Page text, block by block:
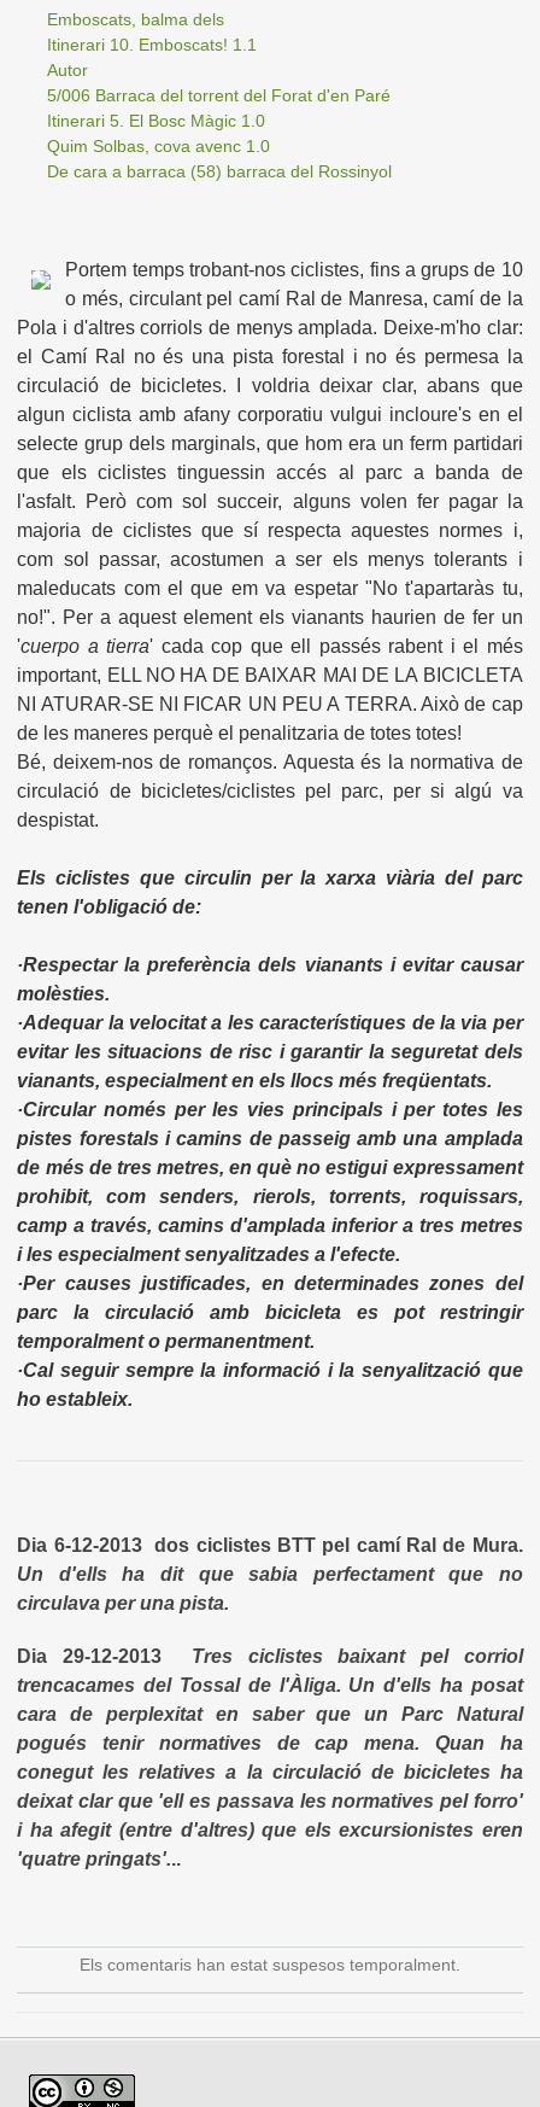
Emboscats, balma dels
Itinerari 10. Emboscats! 1.1
Autor
5/006 Barraca del torrent del Forat d'en Paré
Itinerari 5. El Bosc Màgic 1.0
Quim Solbas, cova avenc 1.0
De cara a barraca (58) barraca del Rossinyol
Portem temps trobant-nos ciclistes, fins a grups de 10
o més, circulant pel camí Ral de Manresa, camí de la
Pola i d'altres corriols de menys amplada. Deixe-m'ho clar:
el Camí Ral no és una pista forestal i no és permesa la
circulació de bicicletes. I voldria deixar clar, abans que
algun ciclista amb afany corporatiu vulgui incloure's en el
selecte grup dels marginals, que hom era un ferm partidari
que els ciclistes tinguessin accés al parc a banda de
l'asfalt. Però com sol succeir, alguns volen fer pagar la
majoria de ciclistes que sí respecta aquestes normes i,
com sol passar, acostumen a ser els menys tolerants i
maleducats com el que em va espetar "No t'apartaràs tu,
no!". Per a aquest element els vianants haurien de fer un
'cuerpo a tierra' cada cop que ell passés rabent i el més
important, ELL NO HA DE BAIXAR MAI DE LA BICICLETA
NI ATURAR-SE NI FICAR UN PEU A TERRA. Això de cap
de les maneres perquè el penalitzaria de totes totes!
Bé, deixem-nos de romanços. Aquesta és la normativa de
circulació de bicicletes/ciclistes pel parc, per si algú va
despistat.
Els ciclistes que circulin per la xarxa viària del parc
tenen l'obligació de:
·Respectar la preferència dels vianants i evitar causar
molèsties.
·Adequar la velocitat a les característiques de la via per
evitar les situacions de risc i garantir la seguretat dels
vianants, especialment en els llocs més freqüentats.
·Circular només per les vies principals i per totes les
pistes forestals i camins de passeig amb una amplada
de més de tres metres, en què no estigui expressament
prohibit, com senders, rierols, torrents, roquissars,
camp a través, camins d'amplada inferior a tres metres
i les especialment senyalitzades a l'efecte.
·Per causes justificades, en determinades zones del
parc la circulació amb bicicleta es pot restringir
temporalment o permanentment.
·Cal seguir sempre la informació i la senyalització que
ho estableix.
Dia 6-12-2013 dos ciclistes BTT pel camí Ral de Mura.
Un d'ells ha dit que sabia perfectament que no
circulava per una pista.
Dia 29-12-2013 Tres ciclistes baixant pel corriol
trencacames del Tossal de l'Àliga. Un d'ells ha posat
cara de perplexitat en saber que un Parc Natural
pogués tenir normatives de cap mena. Quan ha
conegut les relatives a la circulació de bicicletes ha
deixat clar que 'ell es passava les normatives pel forro'
i ha afegit (entre d'altres) que els excursionistes eren
'quatre pringats'...
Els comentaris han estat suspesos temporalment.